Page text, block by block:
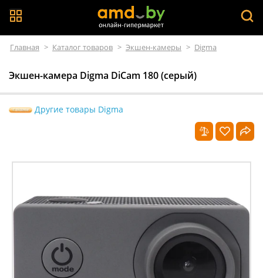
Главная > Каталог товаров > Экшен-камеры > Digma
Экшен-камера Digma DiCam 180 (серый)
Другие товары Digma